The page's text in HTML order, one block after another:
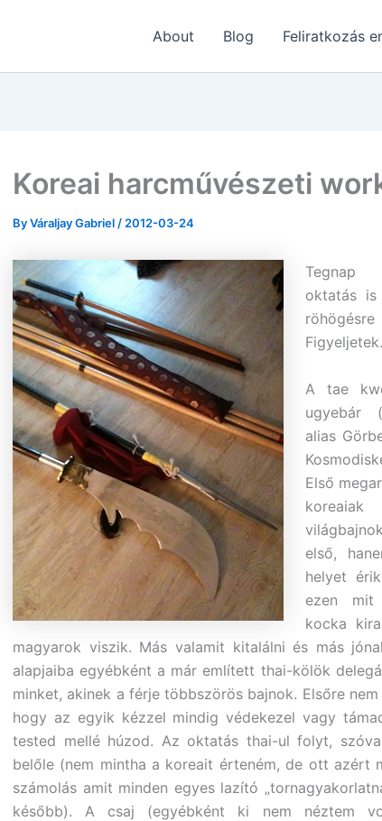
About Blog Feliratkozás
Koreai harcművészeti
ByVáraljay Gabriel / 2012-03-24
Tegnap
oktatás
Figyeljetek.
A tae
ugyebár
alias
Első
első,
helyet
ezen mit
kocka
magyarok viszik. Más valamit kitalálni és más
alapjaiba egyébként a már említett thai-kölök
minket, akinek a férje többszörös bajnok. Elsőre
hogy az egyik kézzel mindig védekezel vagy
tested mellé húzod. Az oktatás thai-ul folyt,
belőle (nem mintha a koreait érteném, de ott azért
számolás amit minden egyes lazító
később). A csaj (egyébként ki nem néztem